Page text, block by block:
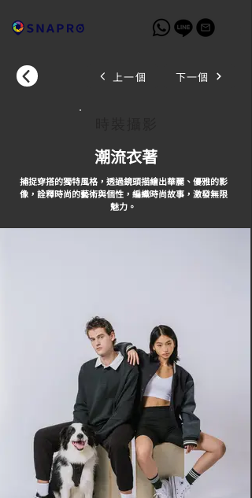
上一個 下一個
潮流衣著
捕捉穿搭的獨特風格，透過鏡頭描繪出華麗、優雅的影
像，詮釋時尚的藝術與個性，編織時尚故事，激發無限
魅力。